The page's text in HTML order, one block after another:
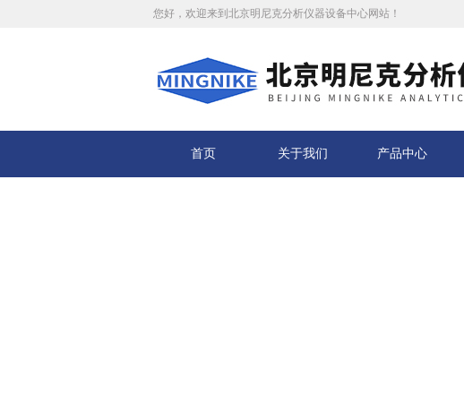
您好，欢迎来到北京明尼克分析仪器设备中心网站！
首页 关于我们 产品中心